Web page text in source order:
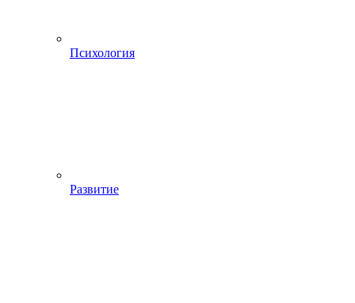
Психология
Развитие